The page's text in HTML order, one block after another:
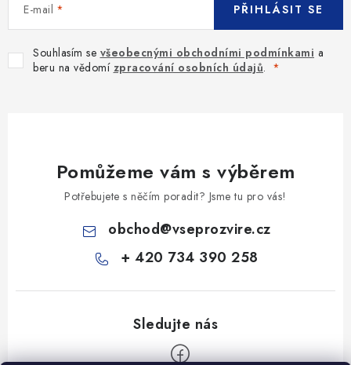
E-mail
Souhlasím se všeobecnými obchodními podmínkami a
beru na vědomí zpracování osobních údajů.
PŘIHLÁSIT SE
Pomůžeme vám s výběrem
Potřebujete s něčím poradit? Jsme tu pro vás!
obchod@vseprozvire.cz
+ 420 734 390 258